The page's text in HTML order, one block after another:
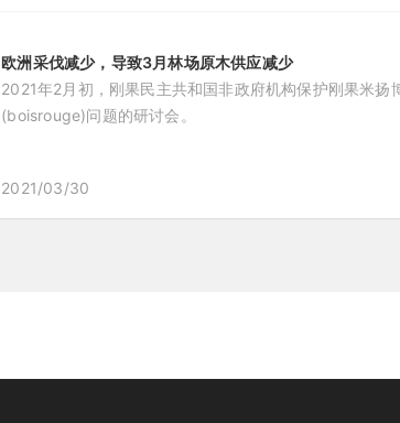
欧洲采伐减少，导致3月林场原木供应减少
2021年2月初，刚果民主共和国非政府机构保护刚果米
(boisrouge)问题的研讨会。
2021/03/30